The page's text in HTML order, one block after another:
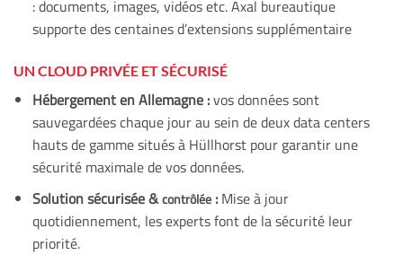
: documents, images, vidéos etc. Axal bureautique
supporte des centaines d’extensions supplémentaire
UN CLOUD PRIVÉE ET SÉCURISÉ
Hébergement en Allemagne :vos données sont
sauvegardées chaque jour au sein de deux data centers
hauts de gamme situés à Hüllhorst pour garantir une
sécurité maximale de vos données.
Solution sécurisée &contrôlée:Mise à jour
quotidiennement, les experts font de la sécurité leur
priorité.